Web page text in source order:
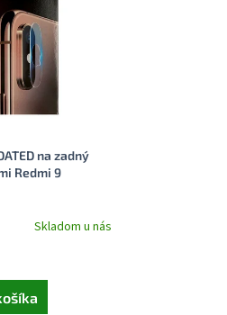
na zadný
Redmi 9
Skladom u nás